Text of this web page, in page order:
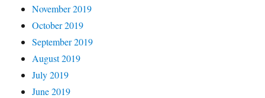
November 2019
October 2019
September 2019
August 2019
July 2019
June 2019